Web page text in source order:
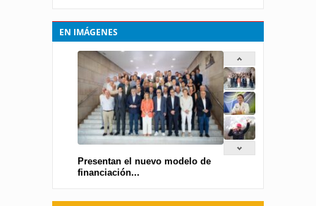
EN IMÁGENES
Presentan el nuevo modelo de
financiación...